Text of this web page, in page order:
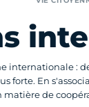
internationale :
En
de